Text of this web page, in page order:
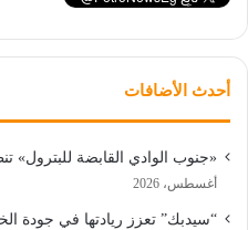
أحدث الأضافات
«جنوب الوادي القابضة للبترول»
أغسطس، 2026
“سيدبك” تعزز ريادتها في جودة